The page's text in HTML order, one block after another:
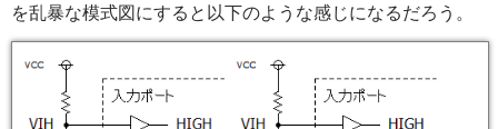
を乱暴な模式図にすると以下のような感じになるだろう。